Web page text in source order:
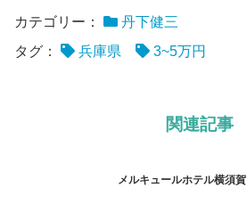
カテゴリー：
丹下健三
タグ：
兵庫県 3~5万円
関連記事
メルキュールホテル横須賀